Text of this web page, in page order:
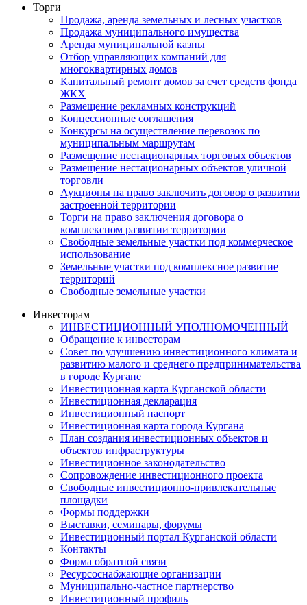
Торги
Продажа, аренда земельных и лесных участков
Продажа муниципального имущества
Аренда муниципальной казны
Отбор управляющих компаний для
многоквартирных домов
Капитальный ремонт домов за счет средств фонда
ЖКХ
Размещение рекламных конструкций
Концессионные соглашения
Конкурсы на осуществление перевозок по
муниципальным маршрутам
Размещение нестационарных торговых объектов
Размещение нестационарных объектов уличной
торговли
Аукционы на право заключить договор о развитии
застроенной территории
Торги на право заключения договора о
комплексном развитии территории
Свободные земельные участки под коммерческое
использование
Земельные участки под комплексное развитие
территорий
Свободные земельные участки
Инвесторам
ИНВЕСТИЦИОННЫЙ УПОЛНОМОЧЕННЫЙ
Обращение к инвесторам
Совет по улучшению инвестиционного климата и
развитию малого и среднего предпринимательства
в городе Кургане
Инвестиционная карта Курганской области
Инвестиционная декларация
Инвестиционный паспорт
Инвестиционная карта города Кургана
План создания инвестиционных объектов и
объектов инфраструктуры
Инвестиционное законодательство
Сопровождение инвестиционного проекта
Свободные инвестиционно-привлекательные
площадки
Формы поддержки
Выставки, семинары, форумы
Инвестиционный портал Курганской области
Контакты
Форма обратной связи
Ресурсоснабжающие организации
Муниципально-частное партнерство
Инвестиционный профиль